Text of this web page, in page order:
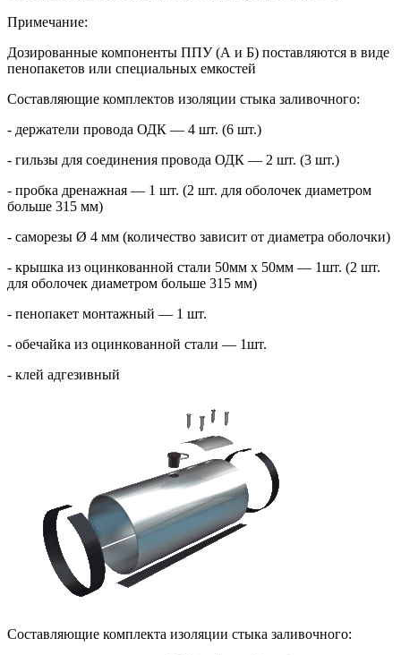
Примечание:
Дозированные компоненты ППУ (А и Б) поставляются в виде
пенопакетов или специальных емкостей
Составляющие комплектов изоляции стыка заливочного:
- держатели провода ОДК — 4 шт. (6 шт.)
- гильзы для соединения провода ОДК — 2 шт. (3 шт.)
- пробка дренажная — 1 шт. (2 шт. для оболочек диаметром
больше 315 мм)
- саморезы Ø 4 мм (количество зависит от диаметра оболочки)
- крышка из оцинкованной стали 50мм х 50мм — 1шт. (2 шт.
для оболочек диаметром больше 315 мм)
- пенопакет монтажный — 1 шт.
- обечайка из оцинкованной стали — 1шт.
- клей адгезивный
Составляющие комплекта изоляции стыка заливочного: